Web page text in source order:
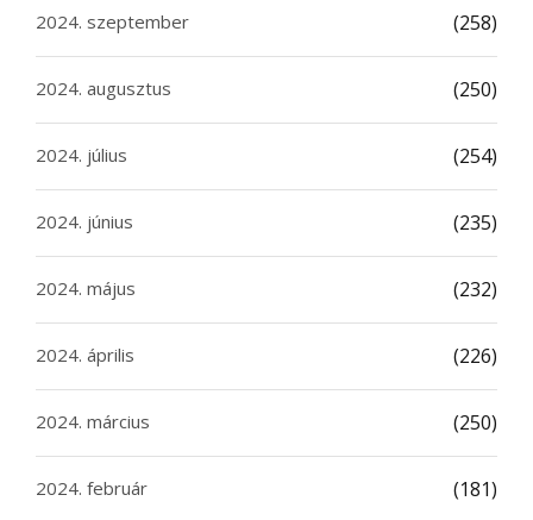
2024. szeptember (258)
2024. augusztus (250)
2024. július (254)
2024. június (235)
2024. május (232)
2024. április (226)
2024. március (250)
2024. február (181)